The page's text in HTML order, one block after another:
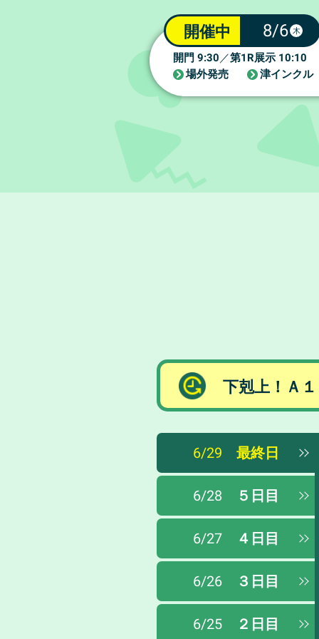
開催中 8/6 木
開門 9:30 ／第1R展示 10:10
場外発売 津インクル
下剋上！Ａ
6/25２日目
6/26３日目
6/27４日目
6/28 ５日目
6/29 最終日